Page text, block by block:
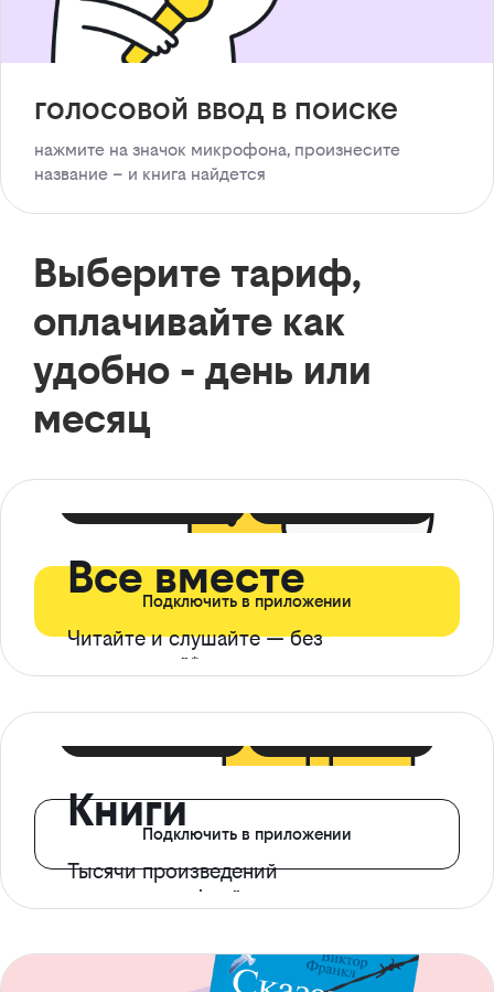
голосовой ввод в поиске
нажмите на значок микрофона, произнесите
название – и книга найдется
Выберите тариф,
оплачивайте как
удобно - день или
месяц
Все вместе
Читайте и слушайте — без
ограничений*
Подключить в приложении
Книги
Тысячи произведений
с доступом офлайн
Подключить в приложении